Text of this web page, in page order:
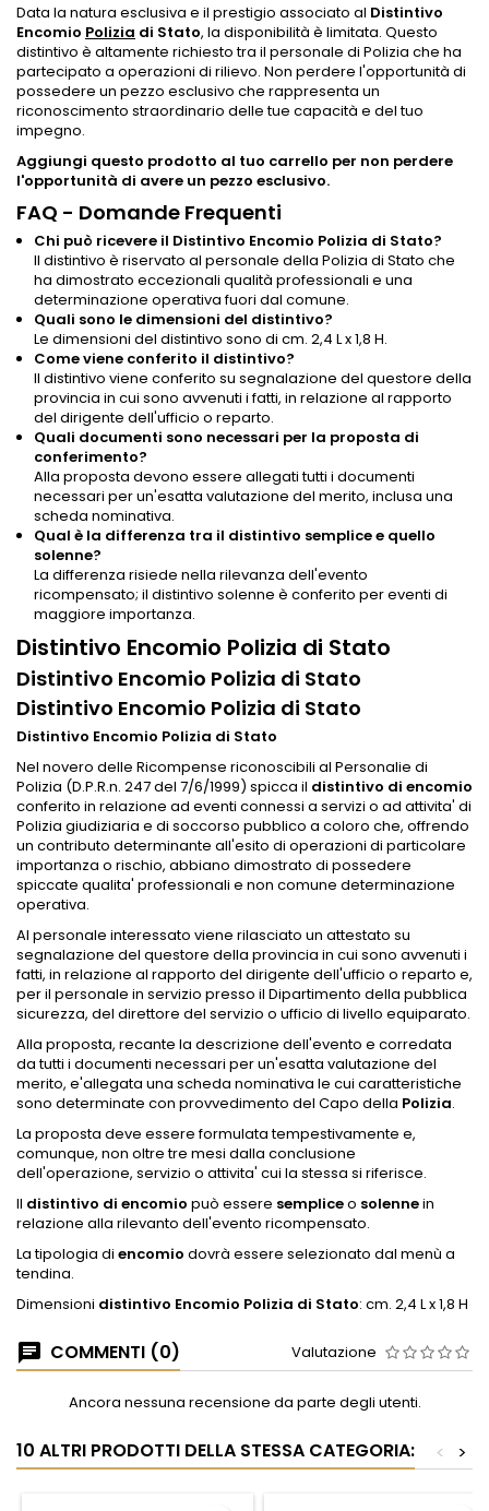
Data la natura esclusiva e il prestigio associato al Distintivo
Encomio Polizia di Stato, la disponibilità è limitata. Questo
distintivo è altamente richiesto tra il personale di Polizia che ha
partecipato a operazioni di rilievo. Non perdere l'opportunità di
possedere un pezzo esclusivo che rappresenta un
riconoscimento straordinario delle tue capacità e del tuo
impegno.
Aggiungi questo prodotto al tuo carrello per non perdere
l'opportunità di avere un pezzo esclusivo.
FAQ - Domande Frequenti
Chi può ricevere il Distintivo Encomio Polizia di Stato?
Il distintivo è riservato al personale della Polizia di Stato che
ha dimostrato eccezionali qualità professionali e una
determinazione operativa fuori dal comune.
Quali sono le dimensioni del distintivo?
Le dimensioni del distintivo sono di cm. 2,4 L x 1,8 H.
Come viene conferito il distintivo?
Il distintivo viene conferito su segnalazione del questore della
provincia in cui sono avvenuti i fatti, in relazione al rapporto
del dirigente dell'ufficio o reparto.
Quali documenti sono necessari per la proposta di
conferimento?
Alla proposta devono essere allegati tutti i documenti
necessari per un'esatta valutazione del merito, inclusa una
scheda nominativa.
Qual è la differenza tra il distintivo semplice e quello
solenne?
La differenza risiede nella rilevanza dell'evento
ricompensato; il distintivo solenne è conferito per eventi di
maggiore importanza.
Distintivo Encomio Polizia di Stato
Distintivo Encomio Polizia di Stato
Distintivo Encomio Polizia di Stato
Distintivo Encomio Polizia di Stato
Nel novero delle Ricompense riconoscibili al Personalie di
Polizia (D.P.R.n. 247 del 7/6/1999) spicca il distintivo di encomio
conferito in relazione ad eventi connessi a servizi o ad attivita' di
Polizia giudiziaria e di soccorso pubblico a coloro che, offrendo
un contributo determinante all'esito di operazioni di particolare
importanza o rischio, abbiano dimostrato di possedere
spiccate qualita' professionali e non comune determinazione
operativa.
Al personale interessato viene rilasciato un attestato su
segnalazione del questore della provincia in cui sono avvenuti i
fatti, in relazione al rapporto del dirigente dell'ufficio o reparto e,
per il personale in servizio presso il Dipartimento della pubblica
sicurezza, del direttore del servizio o ufficio di livello equiparato.
Alla proposta, recante la descrizione dell'evento e corredata
da tutti i documenti necessari per un'esatta valutazione del
merito, e'allegata una scheda nominativa le cui caratteristiche
sono determinate con provvedimento del Capo della Polizia.
La proposta deve essere formulata tempestivamente e,
comunque, non oltre tre mesi dalla conclusione
dell'operazione, servizio o attivita' cui la stessa si riferisce.
Il distintivo di encomio può essere sempliceo solennein
relazione alla rilevanto dell'evento ricompensato.
La tipologia di encomio dovrà essere selezionato dal menù a
tendina.
Dimensioni distintivo Encomio Polizia di Stato: cm. 2,4 L x 1,8 H
COMMENTI (0) Valutazione
Ancora nessuna recensione da parte degli utenti.
10 ALTRI PRODOTTI DELLA STESSA CATEGORIA: >
<